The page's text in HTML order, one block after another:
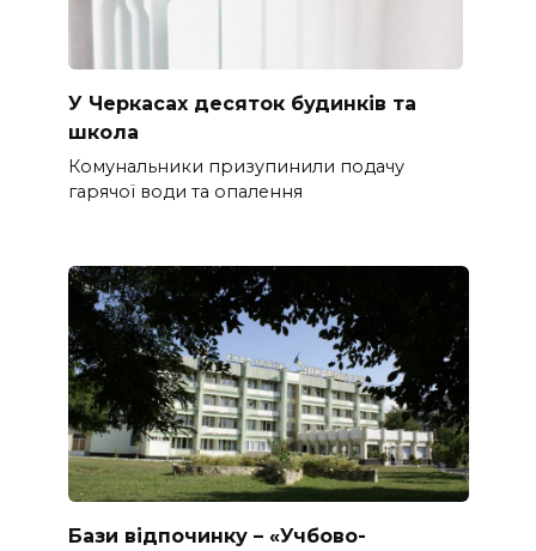
У Черкасах десяток будинків та
школа
Комунальники призупинили подачу
гарячої води та опалення
Бази відпочинку – «Учбово-